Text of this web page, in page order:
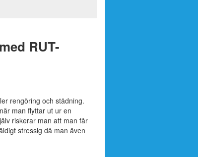
RUT-
rengöring och städning.
man flyttar ut ur en
riskerar man att man får
stressig då man även